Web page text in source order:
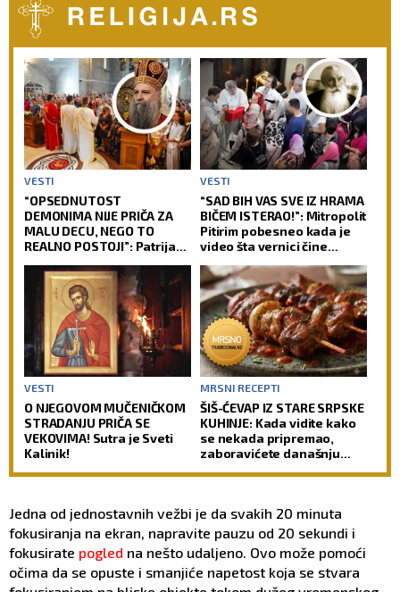
VESTI
“OPSEDNUTOST
DEMONIMA NIJE PRIČA ZA
MALU DECU, NEGO TO
REALNO POSTOJI”: Patrijarh
poruku o nečistim silama
(VIDEO)
VESTI
“SAD BIH VAS SVE IZ HRAMA
BIČEM ISTERAO!”: Mitropolit
Pitirim pobesneo kada je
video šta vernici čine
nikada ne radite
VESTI
O NJEGOVOM MUČENIČKOM
STRADANJU PRIČA SE
VEKOVIMA! Sutra je Sveti
Kalinik!
MRSNI RECEPTI
ŠIŠ-ĆEVAP IZ STARE SRPSKE
KUHINJE: Kada vidite kako
se nekada pripremao,
zaboravićete današnju
Jedna od jednostavnih vežbi je da svakih 20 minuta
fokusiranja na ekran, napravite pauzu od 20 sekundi i
fokusirate pogled na nešto udaljeno. Ovo može pomoći
očima da se opuste i smanjiće napetost koja se stvara